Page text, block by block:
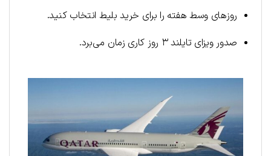
روزهای وسط هفته را برای خرید بلیط انتخاب کنید.
صدور ویزای تایلند ۳ روز کاری زمان می‌برد.